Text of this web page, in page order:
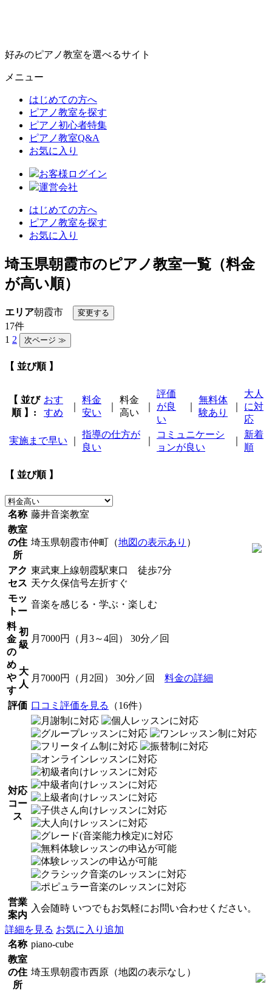
好みのピアノ教室を選べるサイト
メニュー
はじめての方へ
ピアノ教室を探す
ピアノ初心者特集
ピアノ教室Q&A
お気に入り
お客様ログイン
運営会社
はじめての方へ
ピアノ教室を探す
お気に入り
埼玉県朝霞市のピアノ教室一覧（料金
が高い順）
エリア朝霞市
17件
1 2
【 並び順 】
【 並び
順 】:
おす
すめ
料金
安い
料金
高い
評価
が良
い
無料体
験あり
大人
に対
応
実施まで早い
指導の仕方が
良い
コミュニケーシ
ョンが良い
新着
順
【 並び順 】
名称 藤井音楽教室
教室
の住
所
埼玉県朝霞市仲町（地図の表示あり ）
アク
セス
東武東上線朝霞駅東口 徒歩7分
天ケ久保信号左折すぐ
モッ
トー
音楽を感じる・学ぶ・楽しむ
料
金
の
め
や
す
初
級
月7000円（月3～4回） 30分／回
大
人
月7000円（月2回） 30分／回 料金の詳細
評価 口コミ評価を見る （16件）
対応
コー
ス
営業
案内
入会随時 いつでもお気軽にお問い合わせください。
詳細を見る お気に入り追加
名称 piano-cube
教室
の住
所
埼玉県朝霞市西原（地図の表示なし）